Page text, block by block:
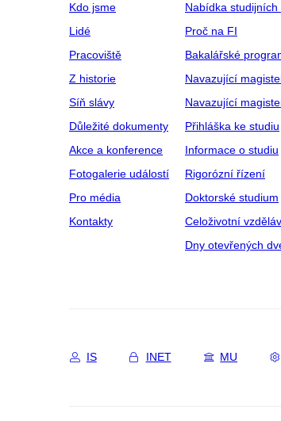
Kdo jsme
Lidé
Pracoviště
Z historie
Síň slávy
Důležité dokumenty
Akce a konference
Fotogalerie událostí
Pro média
Kontakty
Nabídka studijních
Proč na FI
Bakalářské
Navazující
Navazující
Přihláška ke studiu
Informace o studiu
Rigorózní řízení
Doktorské studium
Celoživotní
Dny otevřených
IS INET MU